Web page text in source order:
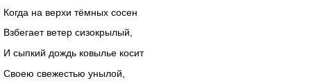
Когда на верхи тёмных сосен
Взбегает ветер сизокрылый,
И сыпкий дождь ковылье косит
Своею свежестью унылой,